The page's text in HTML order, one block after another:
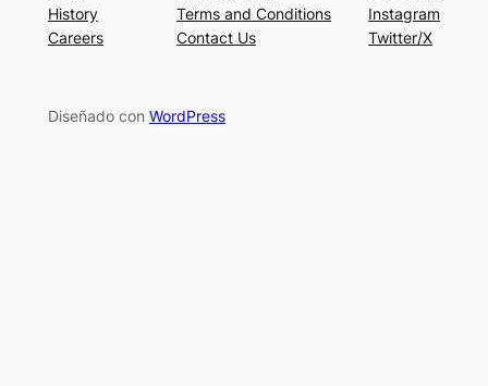
History
Careers
Terms and Conditions
Contact Us
Instagram
Twitter/X
Diseñado con WordPress